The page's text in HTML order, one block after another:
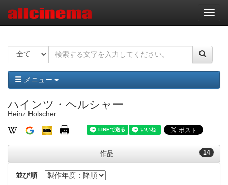
ナ
ビ
ー
ョ
ン
メニュー
ハインツ・ヘルシャー
Heinz Holscher
14
作品
並び順